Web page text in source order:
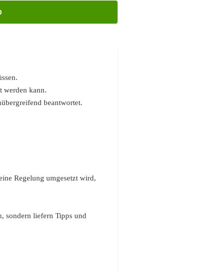
werden kann.
beantwortet.
Regelung umgesetzt wird,
sondern liefern Tipps und